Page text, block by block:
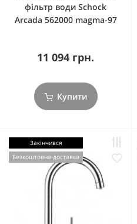
фільтр води Schock
Arcada 562000 magma-97
11 094 грн.
Купити
Закінчився
Безкоштовна доставка